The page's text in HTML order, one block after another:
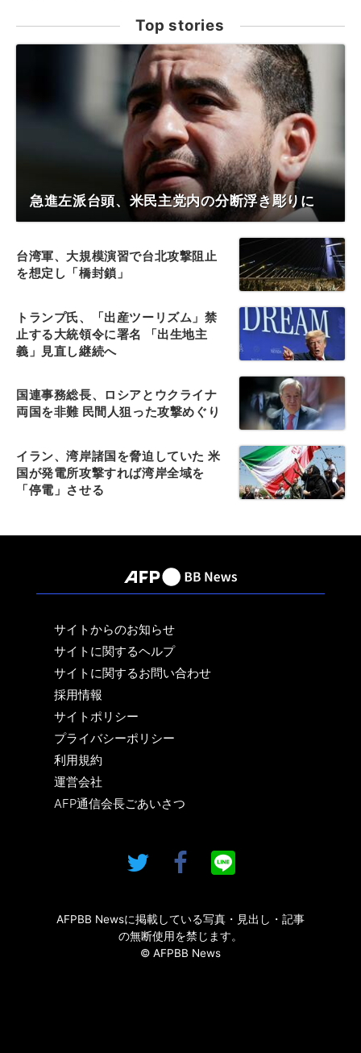
Top stories
急進左派台頭、米民主党内の分断浮き彫りに
台湾軍、大規模演習で台北攻撃阻止
を想定し「橋封鎖」
トランプ氏、「出産ツーリズム」禁
止する大統領令に署名 「出生地主
義」見直し継続へ
国連事務総長、ロシアとウクライナ
両国を非難 民間人狙った攻撃めぐり
イラン、湾岸諸国を脅迫していた 米
国が発電所攻撃すれば湾岸全域を
「停電」させる
サイトからのお知らせ
サイトに関するヘルプ
サイトに関するお問い合わせ
採用情報
サイトポリシー
プライバシーポリシー
利用規約
運営会社
AFP通信会長ごあいさつ
AFPBB Newsに掲載している写真・見出し・記事
の無断使用を禁じます。
© AFPBB News